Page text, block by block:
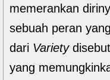
memerankan
sebuah peran
dari Variety
yang